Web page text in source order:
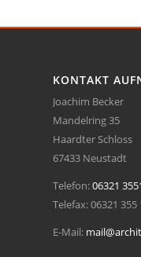
KONTAKT
Joachim Becker
Mandelring 35
Haardter Schloss
67433 Neustadt
Telefon:06321
Telefax:06321 355
E-Mail: